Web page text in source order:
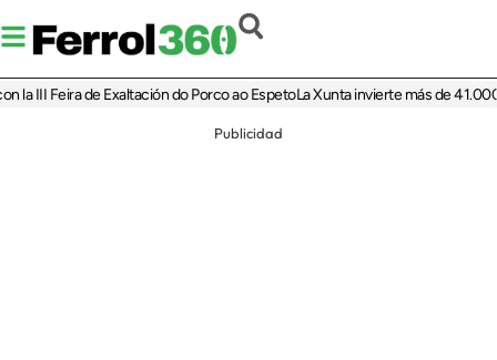
Feira de Exaltación do Porco ao EspetoLa Xunta invierte más de 41.000
Publicidad